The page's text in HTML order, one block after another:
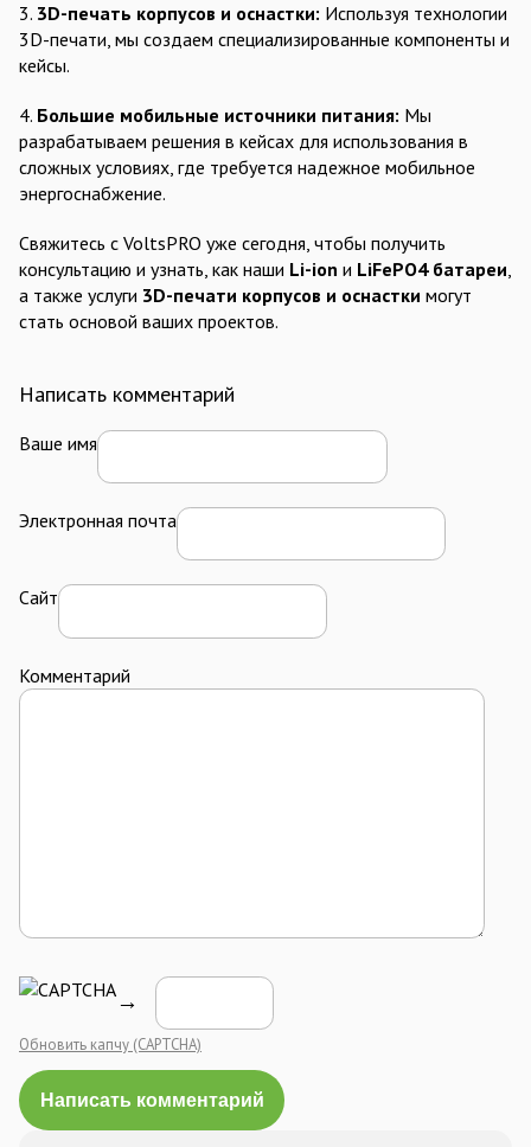
3. 3D-печать корпусов и оснастки: Используя технологии
3D-печати, мы создаем специализированные компоненты и
кейсы.
4. Большие мобильные источники питания: Мы
разрабатываем решения в кейсах для использования в
сложных условиях, где требуется надежное мобильное
энергоснабжение.
Свяжитесь с VoltsPRO уже сегодня, чтобы получить
консультацию и узнать, как наши Li-ion и LiFePO4 батареи,
а также услуги 3D-печати корпусов и оснастки могут
стать основой ваших проектов.
Написать комментарий
Ваше имя
Электронная почта
Сайт
Комментарий
→
Обновить капчу (CAPTCHA)